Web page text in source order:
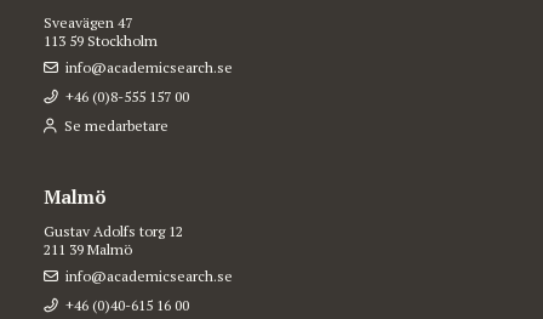
Sveavägen 47
113 59 Stockholm
info@academicsearch.se
+46 (0)8-555 157 00
Se medarbetare
Malmö
Gustav Adolfs torg 12
211 39 Malmö
info@academicsearch.se
+46 (0)40-615 16 00